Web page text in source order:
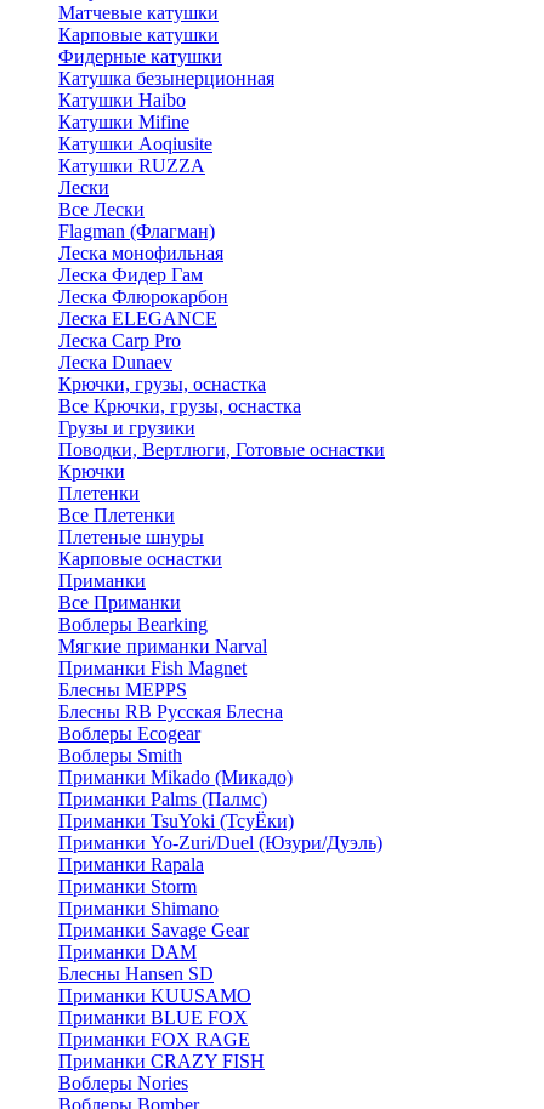
Матчевые катушки
Карповые катушки
Фидерные катушки
Катушка безынерционная
Катушки Haibo
Катушки Mifine
Катушки Aoqiusite
Катушки RUZZA
Лески
Все Лески
Flagman (Флагман)
Леска монофильная
Леска Фидер Гам
Леска Флюрокарбон
Леска ELEGANCE
Леска Carp Pro
Леска Dunaev
Крючки, грузы, оснастка
Все Крючки, грузы, оснастка
Грузы и грузики
Поводки, Вертлюги, Готовые оснастки
Крючки
Плетенки
Все Плетенки
Плетеные шнуры
Карповые оснастки
Приманки
Все Приманки
Воблеры Bearking
Мягкие приманки Narval
Приманки Fish Magnet
Блесны MEPPS
Блесны RB Русская Блесна
Воблеры Ecogear
Воблеры Smith
Приманки Mikado (Микадо)
Приманки Palms (Палмс)
Приманки TsuYoki (ТсуЁки)
Приманки Yo-Zuri/Duel (Юзури/Дуэль)
Приманки Rapala
Приманки Storm
Приманки Shimano
Приманки Savage Gear
Приманки DAM
Блесны Hansen SD
Приманки KUUSAMO
Приманки BLUE FOX
Приманки FOX RAGE
Приманки CRAZY FISH
Воблеры Nories
Воблеры Bomber